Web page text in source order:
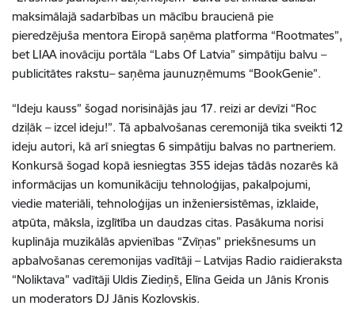
maksimālajā sadarbības un mācību braucienā pie
pieredzējuša mentora Eiropā saņēma platforma “Rootmates”,
bet LIAA inovāciju portāla “Labs Of Latvia” simpātiju balvu –
publicitātes rakstu– saņēma jaunuzņēmums “BookGenie”.
“Ideju kauss” šogad norisinājās jau 17. reizi ar devīzi “Roc
dziļāk – izcel ideju!”. Tā apbalvošanas ceremonijā tika sveikti 12
ideju autori, kā arī sniegtas 6 simpātiju balvas no partneriem.
Konkursā šogad kopā iesniegtas 355 idejas tādās nozarēs kā
informācijas un komunikāciju tehnoloģijas, pakalpojumi,
viedie materiāli, tehnoloģijas un inženiersistēmas, izklaide,
atpūta, māksla, izglītība un daudzas citas. Pasākuma norisi
kuplināja muzikālās apvienības “Zvīņas” priekšnesums un
apbalvošanas ceremonijas vadītāji – Latvijas Radio raidieraksta
“Noliktava” vadītāji Uldis Ziediņš, Elīna Geida un Jānis Kronis
un moderators DJ Jānis Kozlovskis.